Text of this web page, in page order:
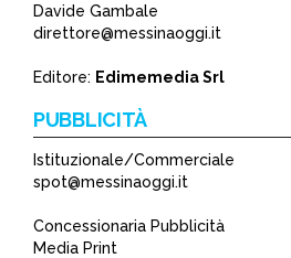
Davide Gambale
direttore@messinaoggi.it
Editore: Edimemedia Srl
PUBBLICITÀ
Istituzionale/Commerciale
spot@messinaoggi.it
Concessionaria Pubblicità
Media Print